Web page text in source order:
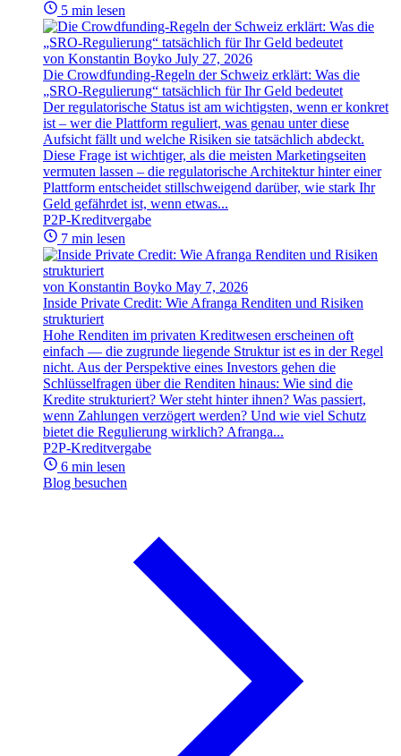
5 min lesen
von Konstantin Boyko July 27, 2026
Die Crowdfunding-Regeln der Schweiz erklärt: Was die
„SRO-Regulierung“ tatsächlich für Ihr Geld bedeutet
Der regulatorische Status ist am wichtigsten, wenn er konkret
ist – wer die Plattform reguliert, was genau unter diese
Aufsicht fällt und welche Risiken sie tatsächlich abdeckt.
Diese Frage ist wichtiger, als die meisten Marketingseiten
vermuten lassen – die regulatorische Architektur hinter einer
Plattform entscheidet stillschweigend darüber, wie stark Ihr
Geld gefährdet ist, wenn etwas...
P2P-Kreditvergabe
7 min lesen
von Konstantin Boyko May 7, 2026
Inside Private Credit: Wie Afranga Renditen und Risiken
strukturiert
Hohe Renditen im privaten Kreditwesen erscheinen oft
einfach — die zugrunde liegende Struktur ist es in der Regel
nicht. Aus der Perspektive eines Investors gehen die
Schlüsselfragen über die Renditen hinaus: Wie sind die
Kredite strukturiert? Wer steht hinter ihnen? Was passiert,
wenn Zahlungen verzögert werden? Und wie viel Schutz
bietet die Regulierung wirklich? Afranga...
P2P-Kreditvergabe
6 min lesen
Blog besuchen